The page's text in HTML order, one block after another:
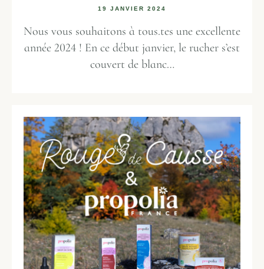
19 JANVIER 2024
Nous vous souhaitons à tous.tes une excellente
année 2024 ! En ce début janvier, le rucher s’est
couvert de blanc…